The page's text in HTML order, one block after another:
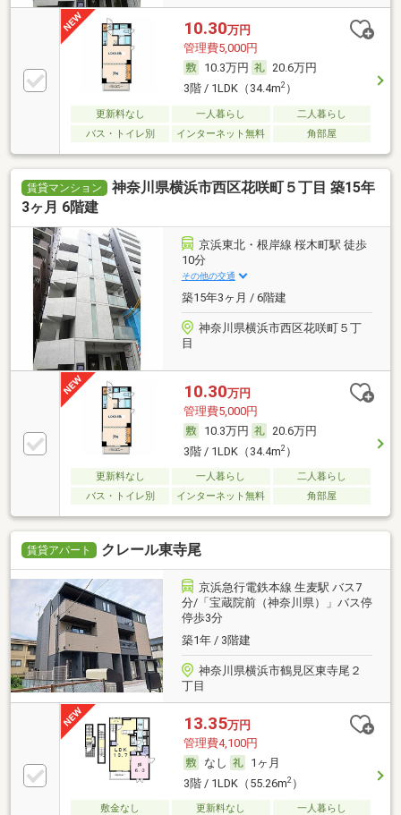
10.30万円
管理費5,000円
10.3万円
20.6万円
3階 / 1LDK（34.4m2）
更新料なし 一人暮らし
二人暮らし
バス・トイレ別
インターネット無料 角部屋
賃貸マンション
神奈川県横浜市西区花咲町５丁目 築15年
3ヶ月 6階建
京浜東北・根岸線 桜木町駅 徒歩
10分
その他の交通
築15年3ヶ月 / 6階建
神奈川県横浜市西区花咲町５丁
目
10.30万円
管理費5,000円
10.3万円
20.6万円
3階 / 1LDK（34.4m2）
更新料なし 一人暮らし
二人暮らし
バス・トイレ別
インターネット無料 角部屋
賃貸アパート クレール東寺尾
京浜急行電鉄本線 生麦駅 バス7
分/「宝蔵院前（神奈川県）」バス停
停歩3分
築1年 / 3階建
神奈川県横浜市鶴見区東寺尾２
丁目
13.35万円
管理費4,100円
なし
1ヶ月
3階 / 1LDK（55.26m2）
敷金なし 更新料なし
一人暮らし